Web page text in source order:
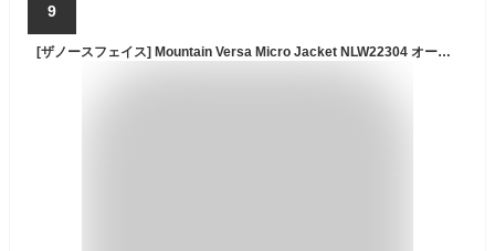
9
[ザノースフェイス] Mountain Versa Micro Jacket NLW22304 オートミール M